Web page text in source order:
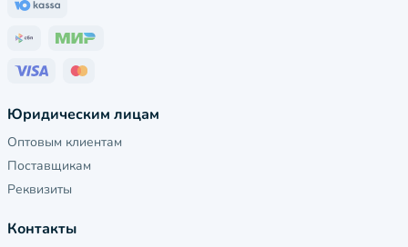
Юридическим лицам
Оптовым клиентам
Поставщикам
Реквизиты
Контакты